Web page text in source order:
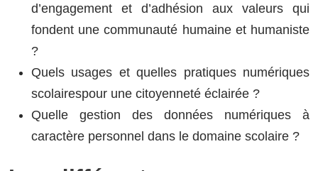
d’engagement et d’adhésion aux valeurs qui
fondent une communauté humaine et humaniste
?
Quels usages et quelles pratiques numériques
scolairespour une citoyenneté éclairée ?
Quelle gestion des données numériques à
caractère personnel dans le domaine scolaire ?